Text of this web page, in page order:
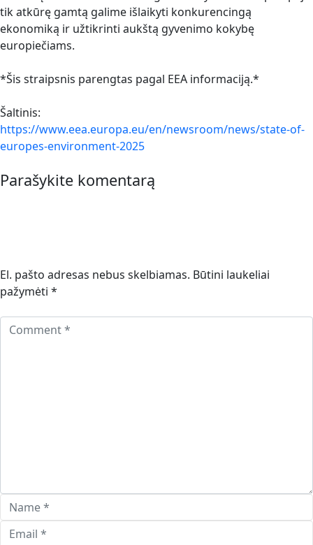
tik atkūrę gamtą galime išlaikyti konkurencingą
ekonomiką ir užtikrinti aukštą gyvenimo kokybę
europiečiams.
*Šis straipsnis parengtas pagal EEA informaciją.*
Šaltinis:
https://www.eea.europa.eu/en/newsroom/news/state-of-
europes-environment-2025
Parašykite komentarą
El. pašto adresas nebus skelbiamas. Būtini laukeliai
pažymėti *